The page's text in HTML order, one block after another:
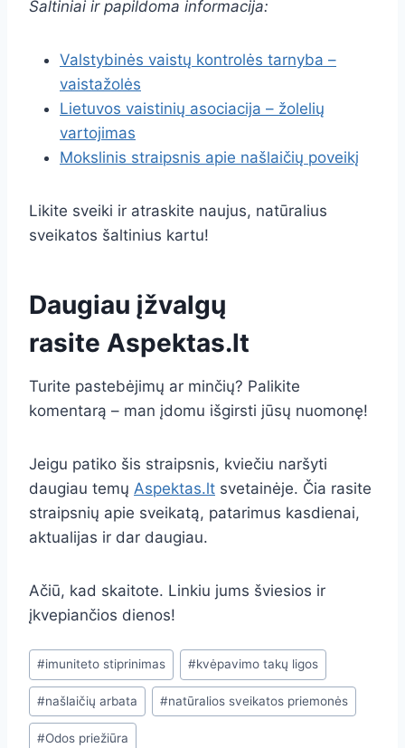
Šaltiniai ir papildoma informacija:
Valstybinės vaistų kontrolės tarnyba –
vaistažolės
Lietuvos vaistinių asociacija – žolelių
vartojimas
Mokslinis straipsnis apie našlaičių poveikį
Likite sveiki ir atraskite naujus, natūralius
sveikatos šaltinius kartu!
Daugiau įžvalgų
rasite Aspektas.lt
Turite pastebėjimų ar minčių? Palikite
komentarą – man įdomu išgirsti jūsų nuomonę!
Jeigu patiko šis straipsnis, kviečiu naršyti
daugiau temų Aspektas.lt svetainėje. Čia rasite
straipsnių apie sveikatą, patarimus kasdienai,
aktualijas ir dar daugiau.
Ačiū, kad skaitote. Linkiu jums šviesios ir
įkvepiančios dienos!
Post
Tags:
#imuniteto stiprinimas #kvėpavimo takų ligos
#našlaičių arbata #natūralios sveikatos priemonės
#Odos priežiūra